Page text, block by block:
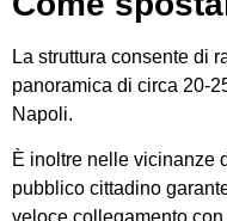
La struttura consente di
panoramica di circa 20-
Napoli.
È inoltre nelle vicinanze
pubblico cittadino